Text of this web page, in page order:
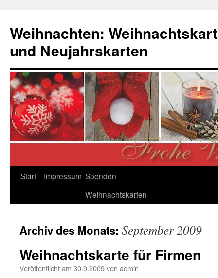
springen
Weihnachten:
und Neujahrskarten
Start Impressum Spenden
Weihnachtskarten
Archiv des Monats: September 2009
Weihnachtskarte für Firmen
Veröffentlicht am 30.9.2009von admin